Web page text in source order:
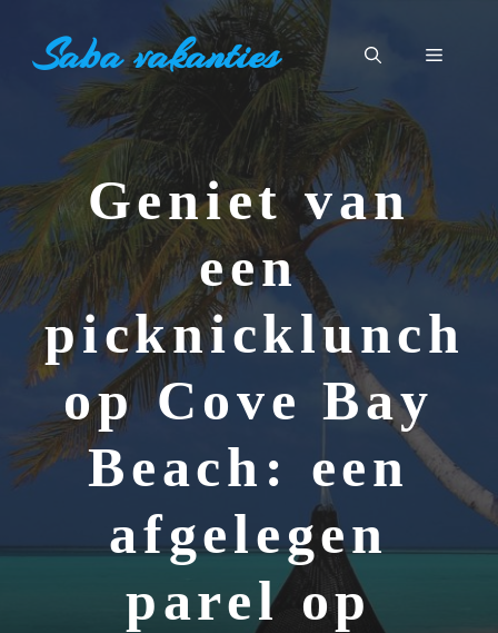
Saba vakanties Menu
Geniet van
een
picknicklunch
op Cove Bay
Beach: een
afgelegen
parel op